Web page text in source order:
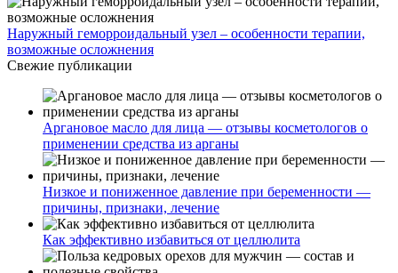
Наружный геморроидальный узел – особенности терапии,
возможные осложнения
Свежие публикации
Аргановое масло для лица — отзывы косметологов о
применении средства из арганы
Низкое и пониженное давление при беременности —
причины, признаки, лечение
Как эффективно избавиться от целлюлита